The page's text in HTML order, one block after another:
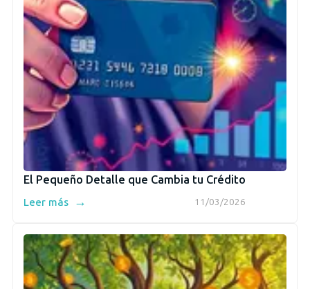
El Pequeño Detalle que Cambia tu Crédito
11/03/2026
Leer más →